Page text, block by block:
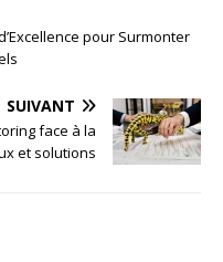
pour Surmonter
SUIVANT
face à la
et solutions